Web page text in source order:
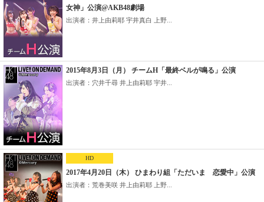
女神」公演@AKB48劇場
出演者：井上由莉耶 宇井真白 上野...
2015年8月3日（月） チームH「最終ベルが鳴る」公演
出演者：穴井千尋 井上由莉耶 宇井...
HD
2017年4月20日（木） ひまわり組「ただいま 恋愛中」公演
出演者：荒巻美咲 井上由莉耶 上野...